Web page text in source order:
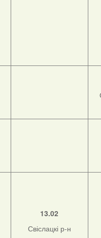
13.02
Свіслацкі р-н